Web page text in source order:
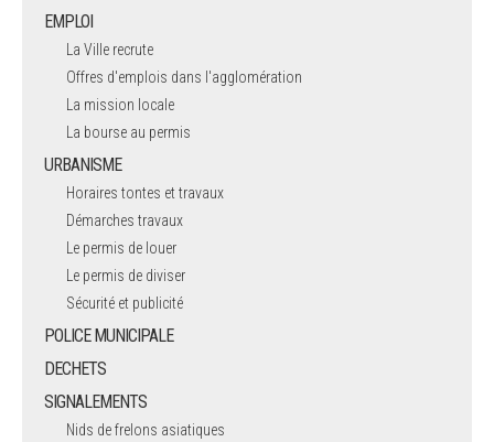
EMPLOI
La Ville recrute
Offres d'emplois dans l'agglomération
La mission locale
La bourse au permis
URBANISME
Horaires tontes et travaux
Démarches travaux
Le permis de louer
Le permis de diviser
Sécurité et publicité
POLICE MUNICIPALE
DECHETS
SIGNALEMENTS
Nids de frelons asiatiques